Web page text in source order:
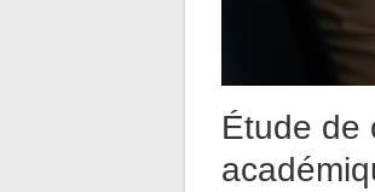
Étude de